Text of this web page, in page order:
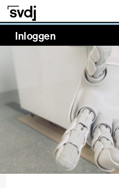
Naar hoofdinhoud
Inloggen
NaN%